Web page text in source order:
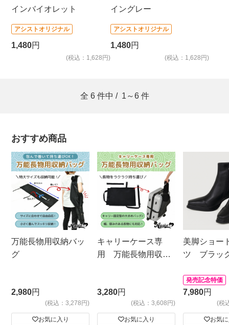
インバイオレット
アシストオリジナル
1,480円
(税込：1,628円)
イングレー
アシストオリジナル
1,480円
(税込：1,628円)
全 6 件中 / 1～6 件
おすすめ商品
万能長物用収納バッ
グ
2,980円
(税込：3,278円)
お気に入り
キャリーケース専
用 万能長物用収納
3,280円
(税込：3,608円)
お気に入り
美脚ショー
ツ ブラッ
発売記念特価
7,980円
(税
お気